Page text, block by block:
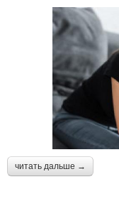
читать дальше →